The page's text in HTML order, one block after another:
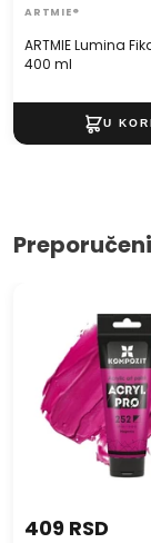
ARTMIE Lumina
400 ml
ARTMIE®
Kompozit 75 ml
409 RSD